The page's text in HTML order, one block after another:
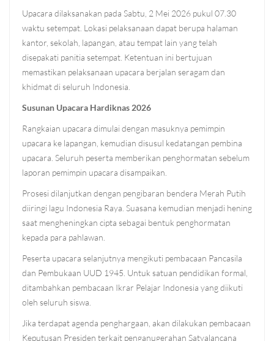
Upacara dilaksanakan pada Sabtu, 2 Mei 2026 pukul 07.30
waktu setempat. Lokasi pelaksanaan dapat berupa halaman
kantor, sekolah, lapangan, atau tempat lain yang telah
disepakati panitia setempat. Ketentuan ini bertujuan
memastikan pelaksanaan upacara berjalan seragam dan
khidmat di seluruh Indonesia.
Susunan Upacara Hardiknas 2026
Rangkaian upacara dimulai dengan masuknya pemimpin
upacara ke lapangan, kemudian disusul kedatangan pembina
upacara. Seluruh peserta memberikan penghormatan sebelum
laporan pemimpin upacara disampaikan.
Prosesi dilanjutkan dengan pengibaran bendera Merah Putih
diiringi lagu Indonesia Raya. Suasana kemudian menjadi hening
saat mengheningkan cipta sebagai bentuk penghormatan
kepada para pahlawan.
Peserta upacara selanjutnya mengikuti pembacaan Pancasila
dan Pembukaan UUD 1945. Untuk satuan pendidikan formal,
ditambahkan pembacaan Ikrar Pelajar Indonesia yang diikuti
oleh seluruh siswa.
Jika terdapat agenda penghargaan, akan dilakukan pembacaan
Keputusan Presiden terkait penganugerahan Satyalancana